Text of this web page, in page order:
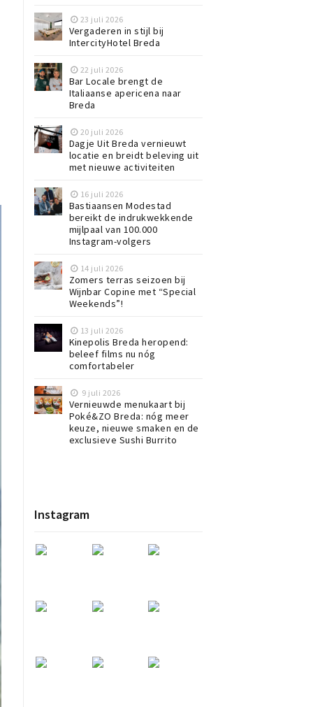
23 juli 2026
Vergaderen in stijl bij
IntercityHotel Breda
22 juli 2026
Bar Locale brengt de
Italiaanse apericena naar
Breda
20 juli 2026
Dagje Uit Breda vernieuwt
locatie en breidt beleving uit
met nieuwe activiteiten
16 juli 2026
Bastiaansen Modestad
bereikt de indrukwekkende
mijlpaal van 100.000
Instagram-volgers
14 juli 2026
Zomers terras seizoen bij
Wijnbar Copine met “Special
Weekends”!
13 juli 2026
Kinepolis Breda heropend:
beleef films nu nóg
comfortabeler
9 juli 2026
Vernieuwde menukaart bij
Poké&ZO Breda: nóg meer
keuze, nieuwe smaken en de
exclusieve Sushi Burrito
Instagram